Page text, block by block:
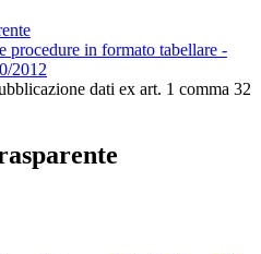
procedure in formato tabellare -
2012
dati ex art. 1 comma 32